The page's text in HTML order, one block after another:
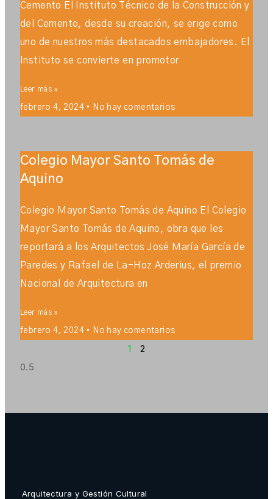
Cemento El Instituto Técnico de la Construcción y
del Cemento, desde su creación, se erige como
uno de nuestros más destacados embajadores. El
Instituto se convierte en promotor
Leer más »
febrero 4, 2024 No hay comentarios
Colegio Mayor Santo Tomás de
Aquino
Colegio Mayor Santo Tomás de Aquino El Colegio
Mayor Santo Tomás de Aquino, obra que les
reportará a los Arquitectos José María García de
Paredes y Rafael de La-Hoz Arderius, el premio
Nacional de Arquitectura en
Leer más »
febrero 4, 2024 No hay comentarios
1 2
Arquitectura y Gestión Cultural